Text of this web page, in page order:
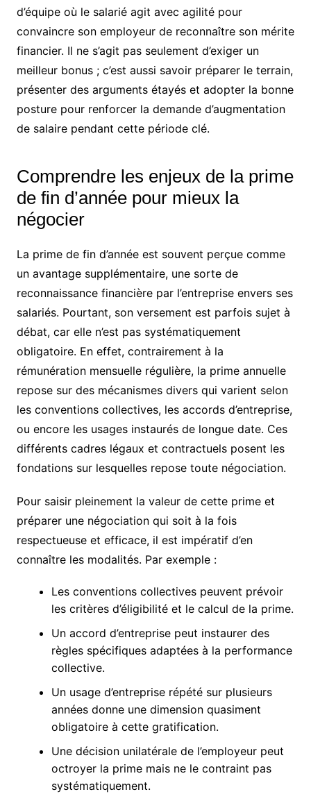
d’équipe où le salarié agit avec agilité pour
convaincre son employeur de reconnaître son mérite
financier. Il ne s’agit pas seulement d’exiger un
meilleur bonus ; c’est aussi savoir préparer le terrain,
présenter des arguments étayés et adopter la bonne
posture pour renforcer la demande d’augmentation
de salaire pendant cette période clé.
Comprendre les enjeux de la prime
de fin d’année pour mieux la
négocier
La prime de fin d’année est souvent perçue comme
un avantage supplémentaire, une sorte de
reconnaissance financière par l’entreprise envers ses
salariés. Pourtant, son versement est parfois sujet à
débat, car elle n’est pas systématiquement
obligatoire. En effet, contrairement à la
rémunération mensuelle régulière, la prime annuelle
repose sur des mécanismes divers qui varient selon
les conventions collectives, les accords d’entreprise,
ou encore les usages instaurés de longue date. Ces
différents cadres légaux et contractuels posent les
fondations sur lesquelles repose toute négociation.
Pour saisir pleinement la valeur de cette prime et
préparer une négociation qui soit à la fois
respectueuse et efficace, il est impératif d’en
connaître les modalités. Par exemple :
Les conventions collectives peuvent prévoir
les critères d’éligibilité et le calcul de la prime.
Un accord d’entreprise peut instaurer des
règles spécifiques adaptées à la performance
collective.
Un usage d’entreprise répété sur plusieurs
années donne une dimension quasiment
obligatoire à cette gratification.
Une décision unilatérale de l’employeur peut
octroyer la prime mais ne le contraint pas
systématiquement.